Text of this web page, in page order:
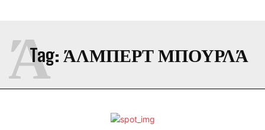
Tag: ΆΛΜΠΕΡΤ ΜΠΟΥΡΛΆ
Ά